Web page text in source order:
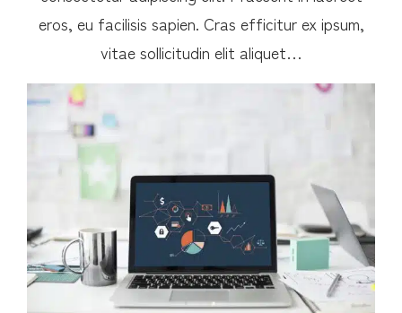
eros, eu facilisis sapien. Cras efficitur ex ipsum,
vitae sollicitudin elit aliquet…
Binnenkort: kortingen op onze diensten